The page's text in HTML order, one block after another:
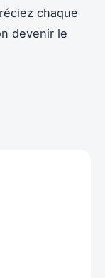
chaque
devenir le